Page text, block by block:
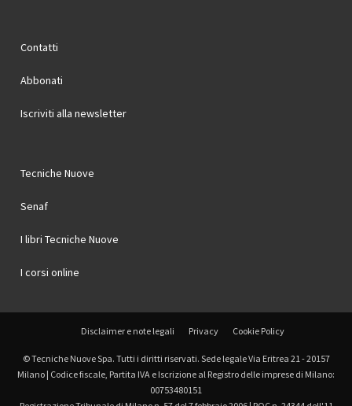
Contatti
Abbonati
Iscriviti alla newsletter
Tecniche Nuove
Senaf
I libri Tecniche Nuove
I corsi online
Disclaimer e note legali Privacy Cookie Policy
© Tecniche Nuove Spa. Tutti i diritti riservati. Sede legale Via Eritrea 21 - 20157
Milano | Codice fiscale, Partita IVA e Iscrizione al Registro delle imprese di Milano:
00753480151